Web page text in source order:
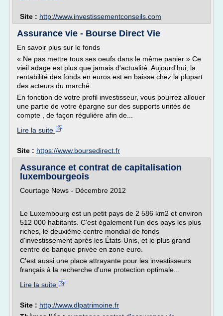
Site : http://www.investissementconseils.com
Assurance vie - Bourse Direct Vie
En savoir plus sur le fonds
« Ne pas mettre tous ses oeufs dans le même panier » Ce
vieil adage est plus que jamais d'actualité. Aujourd'hui, la
rentabilité des fonds en euros est en baisse chez la plupart
des acteurs du marché.
En fonction de votre profil investisseur, vous pourrez allouer
une partie de votre épargne sur des supports unités de
compte , de façon régulière afin de...
Lire la suite
Site : https://www.boursedirect.fr
Assurance et contrat de capitalisation
luxembourgeois
Courtage News - Décembre 2012
Le Luxembourg est un petit pays de 2 586 km2 et environ
512 000 habitants. C'est également l'un des pays les plus
riches, le deuxième centre mondial de fonds
d'investissement après les États-Unis, et le plus grand
centre de banque privée en zone euro.
C'est aussi une place attrayante pour les investisseurs
français à la recherche d'une protection optimale...
Lire la suite
Site : http://www.dlpatrimoine.fr